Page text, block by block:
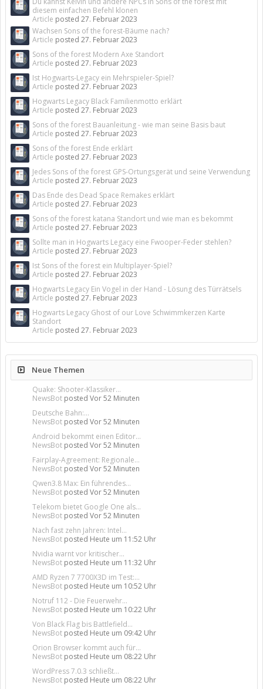
diesem einfachen Befehl klonen
Article posted 27. Februar 2023
Wachsen Sons of the forest-Bäume nach?
Article posted 27. Februar 2023
Sons of the forest Modern Axe Standort
Article posted 27. Februar 2023
Ist Hogwarts-Legacy ein Mehrspieler-Spiel?
Article posted 27. Februar 2023
Hogwarts Legacy Black Familienmotto erklärt
Article posted 27. Februar 2023
Sons of the forest Bauanleitung - wie man seine Basis baut
Article posted 27. Februar 2023
Sons of the forest Ende erklärt
Article posted 27. Februar 2023
Jedes Sons of the forest GPS-Ortungsgerät und seine Verwendung
Article posted 27. Februar 2023
Das Ende des Dead Space Remakes erklärt
Article posted 27. Februar 2023
Sons of the forest katana Standort und wie man es bekommt
Article posted 27. Februar 2023
Sollte man in Hogwarts Legacy eine Fwooper-Feder stehlen?
Article posted 27. Februar 2023
Ist Sons of the forest ein Multiplayer-Spiel?
Article posted 27. Februar 2023
Hogwarts Legacy Ein Vogel in der Hand - Lösung des Türrätsels
Article posted 27. Februar 2023
Hogwarts Legacy Ghost of our Love Schwimmkerzen Karte
Standort
Article posted 27. Februar 2023
Neue Themen
Quake: Shooter-Klassiker...
NewsBot posted Vor 52 Minuten
Deutsche Bahn:...
NewsBot posted Vor 52 Minuten
Android bekommt einen Editor...
NewsBot posted Vor 52 Minuten
Fairplay-Agreement: Regionale...
NewsBot posted Vor 52 Minuten
Qwen3.8 Max: Ein führendes...
NewsBot posted Vor 52 Minuten
Telekom bietet Google One als...
NewsBot posted Vor 52 Minuten
Nach fast zehn Jahren: Intel...
NewsBot posted Heute um 11:52 Uhr
Nvidia warnt vor kritischer...
NewsBot posted Heute um 11:32 Uhr
AMD Ryzen 7 7700X3D im Test:...
NewsBot posted Heute um 10:52 Uhr
Notruf 112 - Die Feuerwehr...
NewsBot posted Heute um 10:22 Uhr
Von Black Flag bis Battlefield...
NewsBot posted Heute um 09:42 Uhr
Orion Browser kommt auch für...
NewsBot posted Heute um 08:22 Uhr
WordPress 7.0.3 schließt...
NewsBot posted Heute um 08:22 Uhr